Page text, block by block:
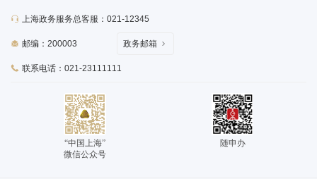
上海政务服务总客服：021-12345
邮编：200003
联系电话：021-23111111
政务邮箱
“中国上海”
微信公众号
随申办